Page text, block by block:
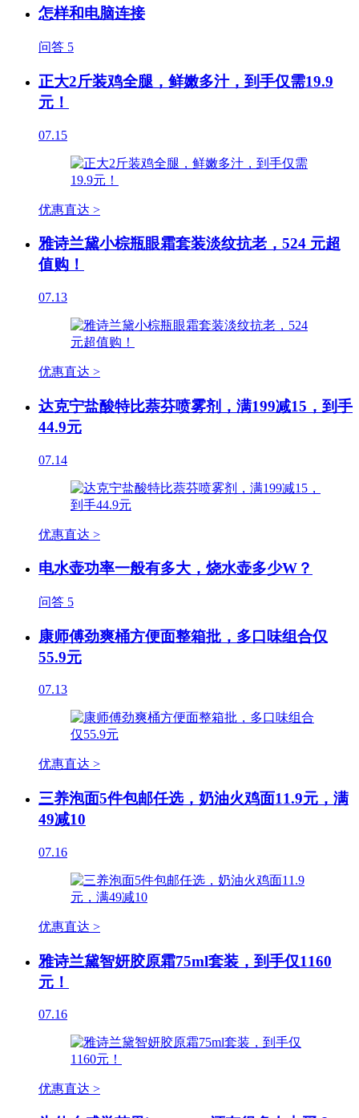
怎样和电脑连接
问答 5
正大2斤装鸡全腿，鲜嫩多汁，到手仅需19.9
元！
07.15
优惠直达 >
雅诗兰黛小棕瓶眼霜套装淡纹抗老，524 元超
值购！
07.13
优惠直达 >
达克宁盐酸特比萘芬喷雾剂，满199减15，到手
44.9元
07.14
优惠直达 >
电水壶功率一般有多大，烧水壶多少W？
问答 5
康师傅劲爽桶方便面整箱批，多口味组合仅
55.9元
07.13
优惠直达 >
三养泡面5件包邮任选，奶油火鸡面11.9元，满
49减10
07.16
优惠直达 >
雅诗兰黛智妍胶原霜75ml套装，到手仅1160
元！
07.16
优惠直达 >